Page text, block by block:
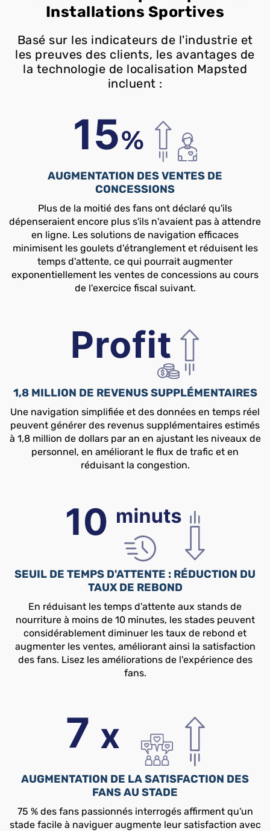
Installations Sportives
Basé sur les indicateurs de l'industrie et
les preuves des clients, les avantages de
la technologie de localisation Mapsted
incluent :
AUGMENTATION DES VENTES DE
CONCESSIONS
Plus de la moitié des fans ont déclaré qu'ils
dépenseraient encore plus s'ils n'avaient pas à attendre
en ligne. Les solutions de navigation efficaces
minimisent les goulets d'étranglement et réduisent les
temps d'attente, ce qui pourrait augmenter
exponentiellement les ventes de concessions au cours
de l'exercice fiscal suivant.
1,8 MILLION DE REVENUS SUPPLÉMENTAIRES
Une navigation simplifiée et des données en temps réel
peuvent générer des revenus supplémentaires estimés
à 1,8 million de dollars par an en ajustant les niveaux de
personnel, en améliorant le flux de trafic et en
réduisant la congestion.
SEUIL DE TEMPS D'ATTENTE : RÉDUCTION DU
TAUX DE REBOND
En réduisant les temps d'attente aux stands de
nourriture à moins de 10 minutes, les stades peuvent
considérablement diminuer les taux de rebond et
augmenter les ventes, améliorant ainsi la satisfaction
des fans. Lisez les améliorations de l'expérience des
fans.
AUGMENTATION DE LA SATISFACTION DES
FANS AU STADE
75 % des fans passionnés interrogés affirment qu'un
stade facile à naviguer augmente leur satisfaction avec